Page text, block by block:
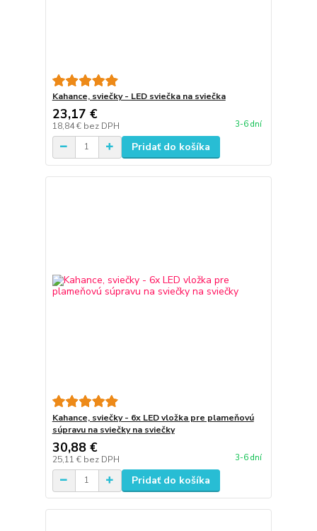
Kahance, sviečky - LED sviečka na sviečka
23,17 €
18,84 € bez DPH 3-6 dní
Pridať do košíka
Kahance, sviečky - 6x LED vložka pre plameňovú
súpravu na sviečky na sviečky
30,88 €
25,11 € bez DPH 3-6 dní
Pridať do košíka